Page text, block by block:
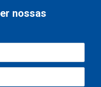
nossas